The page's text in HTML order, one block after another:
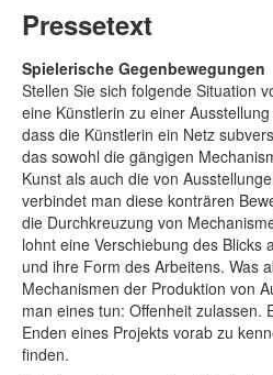
Pressetext
Spielerische Gegenbewegungen
Stellen Sie sich folgende Situation
eine Künstlerin zu einer
dass die Künstlerin ein Netz
das sowohl die gängigen
Kunst als auch die von
verbindet man diese konträren
die Durchkreuzung von
lohnt eine Verschiebung des Blicks
und ihre Form des Arbeitens. Was
Mechanismen der Produktion von
man eines tun: Offenheit zulassen.
Enden eines Projekts vorab zu
finden.